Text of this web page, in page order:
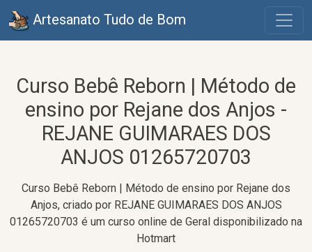
Artesanato Tudo de Bom
Curso Bebê Reborn | Método de
ensino por Rejane dos Anjos -
REJANE GUIMARAES DOS
ANJOS 01265720703
Curso Bebê Reborn | Método de ensino por Rejane dos
Anjos, criado por REJANE GUIMARAES DOS ANJOS
01265720703 é um curso online de Geral disponibilizado na
Hotmart